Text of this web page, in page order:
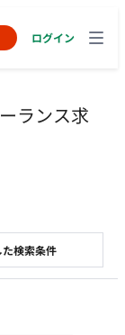
ログイン
ランス求
検索条件